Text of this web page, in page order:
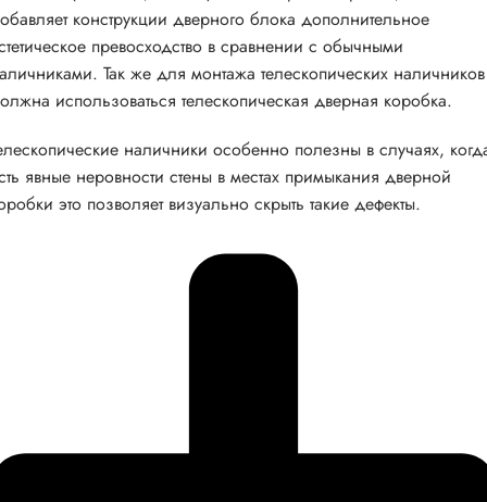
конструкции дверного блока дополнительное
превосходство в сравнении с обычными
Так же для монтажа телескопических наличников
использоваться телескопическая дверная коробка.
наличники особенно полезны в случаях,
явные неровности стены в местах примыкания дверной
это позволяет визуально скрыть такие дефекты.